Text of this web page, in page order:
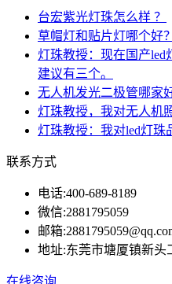
台宏紫光灯珠怎么样 ？
草帽灯和贴片灯哪个好？
灯珠教授：现在国产led
建议有三个。
无人机发光二极管哪家
灯珠教授，我对无人机
灯珠教授：我对led灯珠
联系方式
电话:400-689-8189
微信:2881795059
邮箱:
地址:东莞市塘厦镇新头